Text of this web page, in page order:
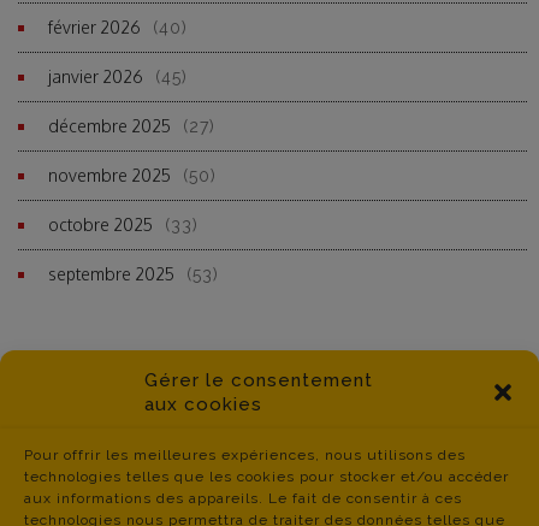
Gérer le consentement
aux cookies
Pour offrir les meilleures expériences, nous utilisons des
technologies telles que les cookies pour stocker et/ou accéder
aux informations des appareils. Le fait de consentir à ces
technologies nous permettra de traiter des données telles que
février 2026 (40)
janvier 2026 (45)
décembre 2025 (27)
novembre 2025 (50)
octobre 2025 (33)
septembre 2025 (53)